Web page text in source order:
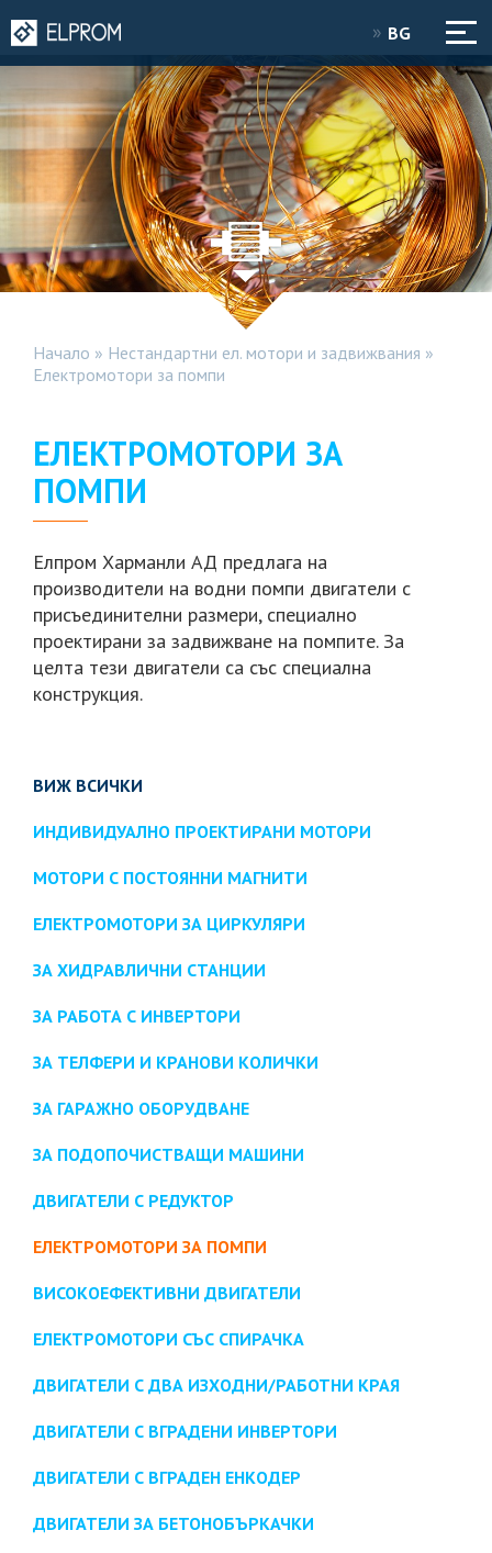
BG
Начало » Нестандартни ел. мотори и задвижвания »
Електромотори за помпи
ЕЛЕКТРОМОТОРИ ЗА
ПОМПИ
Елпром Харманли АД предлага на
производители на водни помпи двигатели с
присъединителни размери, специално
проектирани за задвижване на помпите. За
целта тези двигатели са със специална
конструкция.
ВИЖ ВСИЧКИ
ИНДИВИДУАЛНО ПРОЕКТИРАНИ МОТОРИ
МОТОРИ С ПОСТОЯННИ МАГНИТИ
ЕЛЕКТРОМОТОРИ ЗА ЦИРКУЛЯРИ
ЗА ХИДРАВЛИЧНИ СТАНЦИИ
ЗА РАБОТА С ИНВЕРТОРИ
ЗА ТЕЛФЕРИ И КРАНОВИ КОЛИЧКИ
ЗА ГАРАЖНО ОБОРУДВАНЕ
ЗА ПОДОПОЧИСТВАЩИ МАШИНИ
ДВИГАТЕЛИ С РЕДУКТОР
ЕЛЕКТРОМОТОРИ ЗА ПОМПИ
ВИСОКОЕФЕКТИВНИ ДВИГАТЕЛИ
ЕЛЕКТРОМОТОРИ СЪС СПИРАЧКА
ДВИГАТЕЛИ С ДВА ИЗХОДНИ/РАБОТНИ КРАЯ
ДВИГАТЕЛИ С ВГРАДЕНИ ИНВЕРТОРИ
ДВИГАТЕЛИ С ВГРАДЕН ЕНКОДЕР
ДВИГАТЕЛИ ЗА БЕТОНОБЪРКАЧКИ